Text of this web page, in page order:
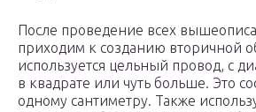
После проведение всех
приходим к созданию вторичной
используется цельный провод, с
в квадрате или чуть больше. Это
одному сантиметру. Также